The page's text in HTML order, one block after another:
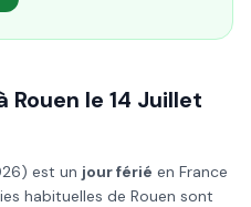
Rouen le 14 Juillet
) est un jour férié en France
habituelles de Rouen sont